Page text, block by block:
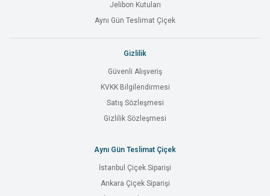
Jelibon Kutuları
Aynı Gün Teslimat Çiçek
Gizlilik
Güvenli Alışveriş
KVKK Bilgilendirmesi
Satış Sözleşmesi
Gizlilik Sözleşmesi
Aynı Gün Teslimat Çiçek
İstanbul Çiçek Siparişi
Ankara Çiçek Siparişi